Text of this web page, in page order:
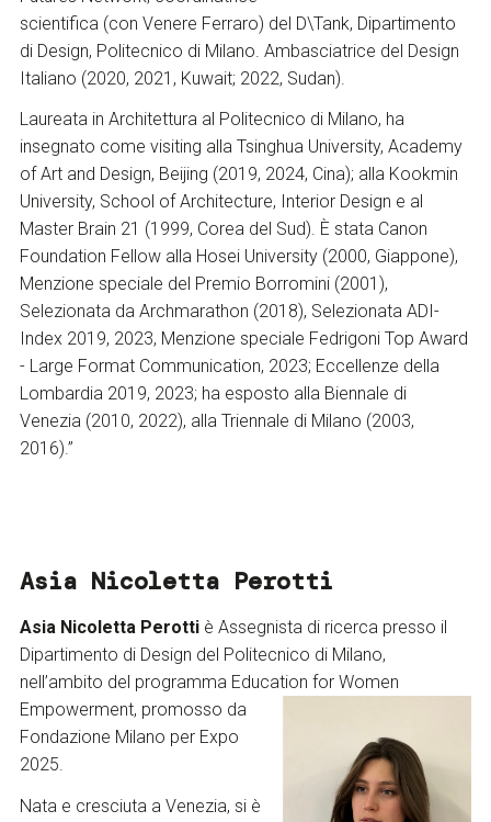
scientifica (con Venere Ferraro) del D\Tank, Dipartimento
di Design, Politecnico di Milano. Ambasciatrice del Design
Italiano (2020, 2021, Kuwait; 2022, Sudan).
Laureata in Architettura al Politecnico di Milano, ha
insegnato come visiting alla Tsinghua University, Academy
of Art and Design, Beijing (2019, 2024, Cina); alla Kookmin
University, School of Architecture, Interior Design e al
Master Brain 21 (1999, Corea del Sud). È stata Canon
Foundation Fellow alla Hosei University (2000, Giappone),
Menzione speciale del Premio Borromini (2001),
Selezionata da Archmarathon (2018), Selezionata ADI-
Index 2019, 2023, Menzione speciale Fedrigoni Top Award
- Large Format Communication, 2023; Eccellenze della
Lombardia 2019, 2023; ha esposto alla Biennale di
Venezia (2010, 2022), alla Triennale di Milano (2003,
2016).”
Asia Nicoletta Perotti
Asia Nicoletta Perottiè Assegnista di ricerca presso il
Dipartimento di Design del Politecnico di Milano,
nell’ambito del programma Education for Women
Empowerment, promosso da
Fondazione Milano per Expo
2025.
Nata e cresciuta a Venezia, si è